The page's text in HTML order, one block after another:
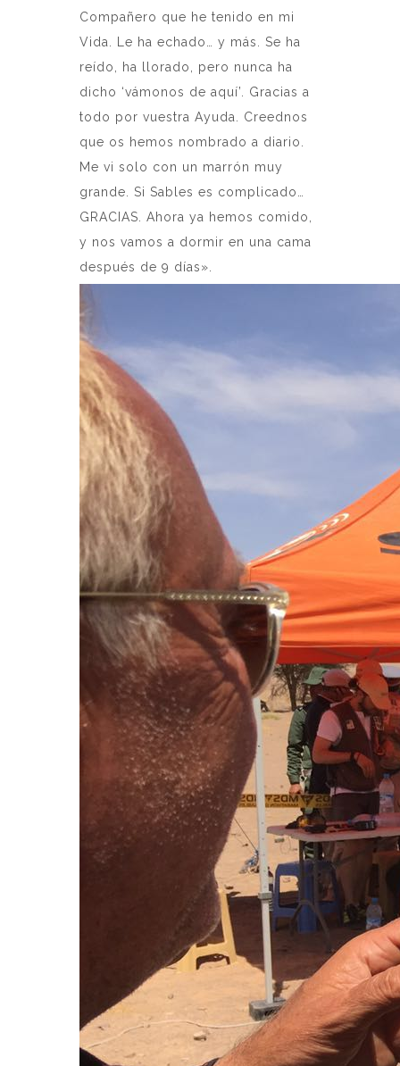
Compañero que he tenido en mi
Vida. Le ha echado… y más. Se ha
reído, ha llorado, pero nunca ha
dicho ‘vámonos de aquí’. Gracias a
todo por vuestra Ayuda. Creednos
que os hemos nombrado a diario.
Me vi solo con un marrón muy
grande. Si Sables es complicado…
GRACIAS. Ahora ya hemos comido,
y nos vamos a dormir en una cama
después de 9 días».